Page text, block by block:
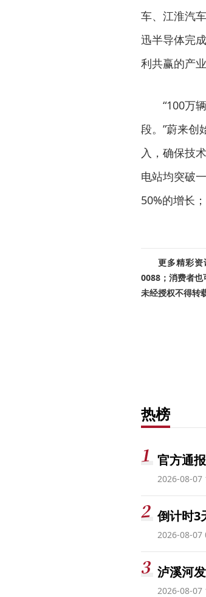
车、江淮汽
迅半导体完
利共赢的产业
“100万
段。”蔚来创
入，确保技
电站均突破
50%的增长
更多精彩
0088；消费者也
未经授权不得转
热榜
官方通
2026-08-07
倒计时3
2026-08-07
泸溪河
2026-08-07